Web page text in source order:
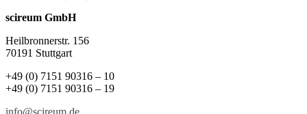
scireum GmbH
Heilbronnerstr. 156
70191 Stuttgart
+49 (0) 7151 90316 – 10
+49 (0) 7151 90316 – 19
info@scireum.de